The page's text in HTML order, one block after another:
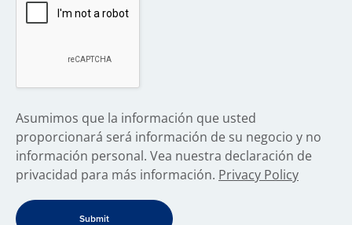
Asumimos que la información que usted
proporcionará será información de su negocio y no
información personal. Vea nuestra declaración de
privacidad para más información. Privacy Policy